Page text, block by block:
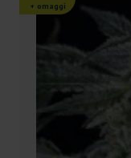
+ omaggi